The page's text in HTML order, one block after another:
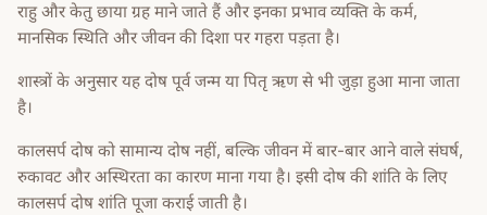
राहु और केतु छाया ग्रह माने जाते हैं और इनका प्रभाव व्यक्ति के कर्म,
मानसिक स्थिति और जीवन की दिशा पर गहरा पड़ता है।
शास्त्रों के अनुसार यह दोष पूर्व जन्म या पितृ ऋण से भी जुड़ा हुआ माना जाता
है।
कालसर्प दोष को सामान्य दोष नहीं, बल्कि जीवन में बार-बार आने वाले संघर्ष,
रुकावट और अस्थिरता का कारण माना गया है। इसी दोष की शांति के लिए
कालसर्प दोष शांति पूजा कराई जाती है।